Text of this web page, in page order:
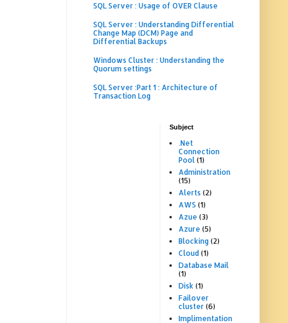
SQL Server : Usage of OVER Clause
SQL Server : Understanding Differential
Change Map (DCM) Page and
Differential Backups
Windows Cluster : Understanding the
Quorum settings
SQL Server :Part 1 : Architecture of
Transaction Log
Subject
.Net
Connection
Pool (1)
Administration
(15)
Alerts (2)
AWS (1)
Azue (3)
Azure (5)
Blocking (2)
Cloud (1)
Database Mail
(1)
Disk (1)
Failover
cluster (6)
Implimentation